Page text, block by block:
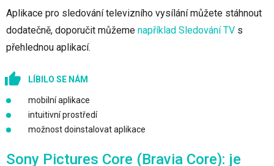
Aplikace pro sledování televizního vysílání můžete stáhnout
dodatečně, doporučit můžeme například Sledování TV s
přehlednou aplikací.
LÍBILO SE NÁM
mobilní aplikace
intuitivní prostředí
možnost doinstalovat aplikace
Sony Pictures Core (Bravia Core): je